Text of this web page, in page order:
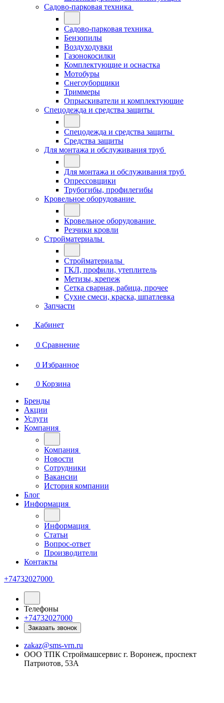
Садово-парковая техника
Садово-парковая техника
Бензопилы
Воздуходувки
Газонокосилки
Комплектующие и оснастка
Мотобуры
Снегоуборщики
Триммеры
Опрыскиватели и комплектующие
Спецодежда и средства защиты
Спецодежда и средства защиты
Средства защиты
Для монтажа и обслуживания труб
Для монтажа и обслуживания труб
Опрессовщики
Трубогибы, профилегибы
Кровельное оборудование
Кровельное оборудование
Резчики кровли
Стройматериалы
Стройматериалы
ГКЛ, профили, утеплитель
Метизы, крепеж
Сетка сварная, рабица, прочее
Сухие смеси, краска, шпатлевка
Запчасти
Кабинет
0 Сравнение
0 Избранное
0 Корзина
Бренды
Акции
Услуги
Компания
Компания
Новости
Сотрудники
Вакансии
История компании
Блог
Информация
Информация
Статьи
Вопрос-ответ
Производители
Контакты
+74732027000
Телефоны
+74732027000
Заказать звонок
zakaz@sms-vrn.ru
ООО ТПК Строймашсервис г. Воронеж, проспект
Патриотов, 53А